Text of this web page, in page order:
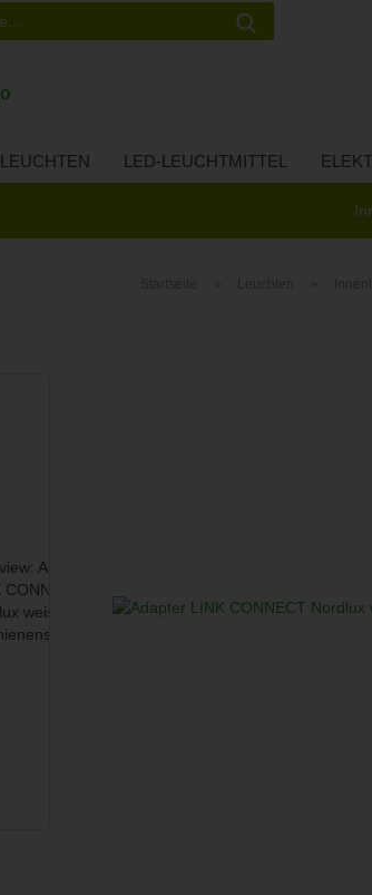
LEUCHTEN LED-LEUCHTMITTEL